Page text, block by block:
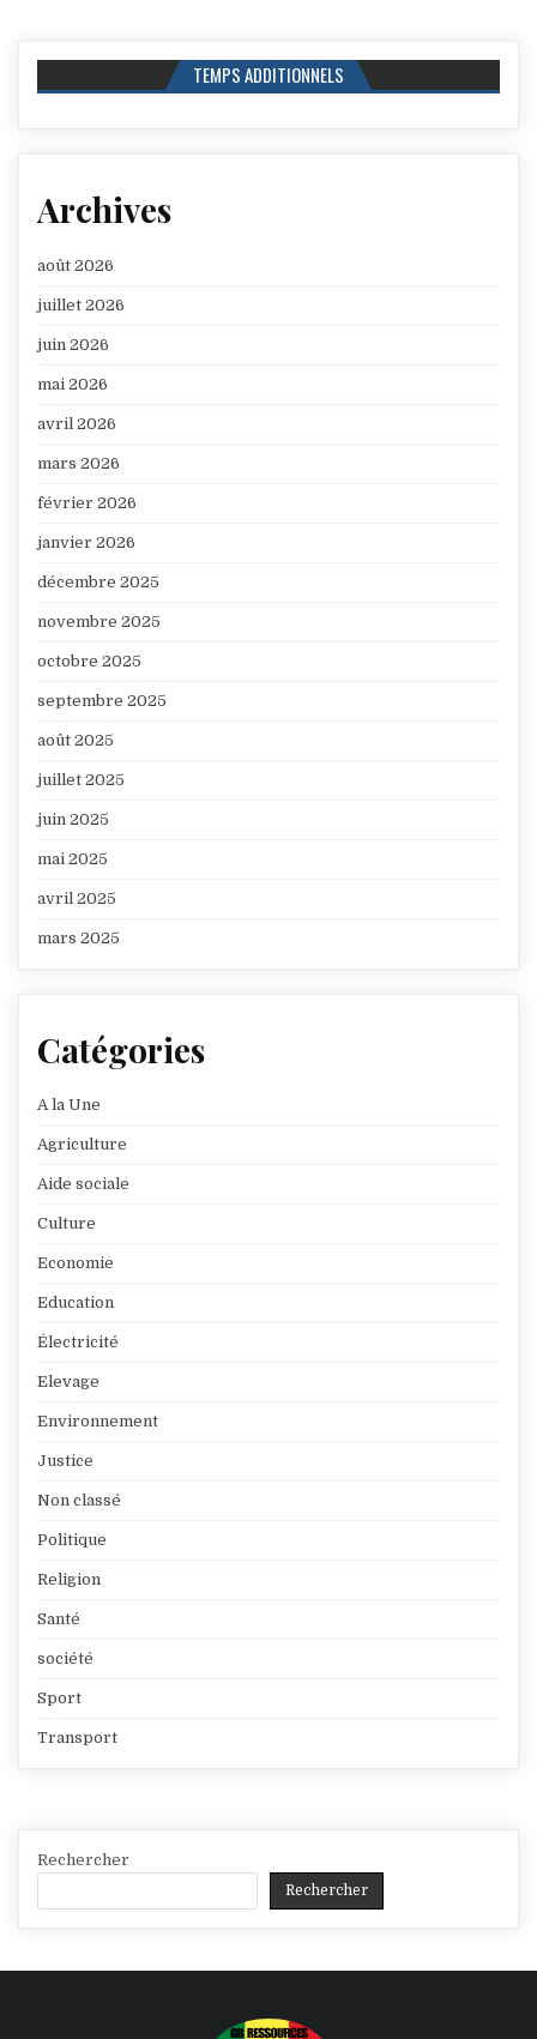
TEMPS ADDITIONNELS
Archives
août 2026
juillet 2026
juin 2026
mai 2026
avril 2026
mars 2026
février 2026
janvier 2026
décembre 2025
novembre 2025
octobre 2025
septembre 2025
août 2025
juillet 2025
juin 2025
mai 2025
avril 2025
mars 2025
Catégories
A la Une
Agriculture
Aide sociale
Culture
Economie
Education
Électricité
Elevage
Environnement
Justice
Non classé
Politique
Religion
Santé
société
Sport
Transport
Rechercher
Rechercher